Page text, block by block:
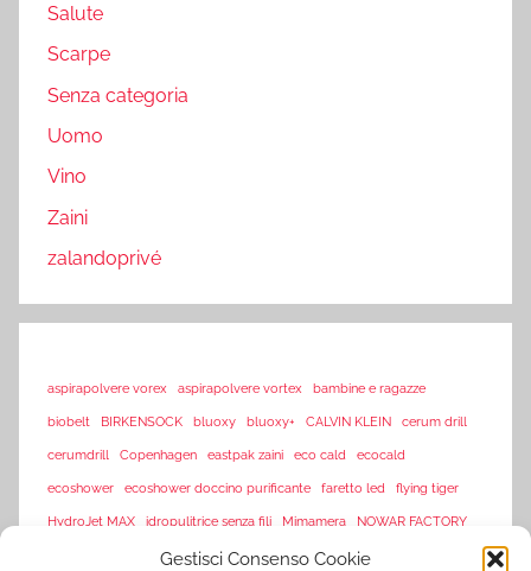
Gestisci Consenso Cookie
Salute
Scarpe
Senza categoria
Uomo
Vino
Zaini
zalandoprivé
aspirapolvere vorex aspirapolvere vortex bambine e ragazze
biobelt BIRKENSOCK bluoxy bluoxy+ CALVIN KLEIN cerum drill
cerumdrill Copenhagen eastpak zaini eco cald ecocald
ecoshower ecoshower doccino purificante faretto led flying tiger
HydroJet MAX idropulitrice senza fili Mimamera NOWAR FACTORY
offerte flash amazon offerte lampo piscine sarenza